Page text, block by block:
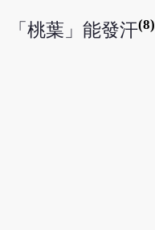
「桃葉」能發汗(8)